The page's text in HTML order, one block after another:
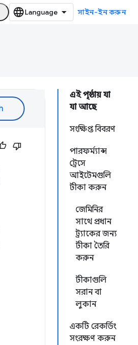
সাইন-ইন করুন
এই পৃষ্ঠায় যা
যা আছে
সংক্ষিপ্ত বিবরণ
পারফর্ম্যান্স
ট্রেসে
আইটেমগুলি
টীকা করুন
জেমিনির
সাথে প্রধান
ট্র্যাকের জন্য
টীকা তৈরি
করুন
টীকাগুলি
সরান বা
লুকান
একটি রেকর্ডিং
সংরক্ষণ করুন